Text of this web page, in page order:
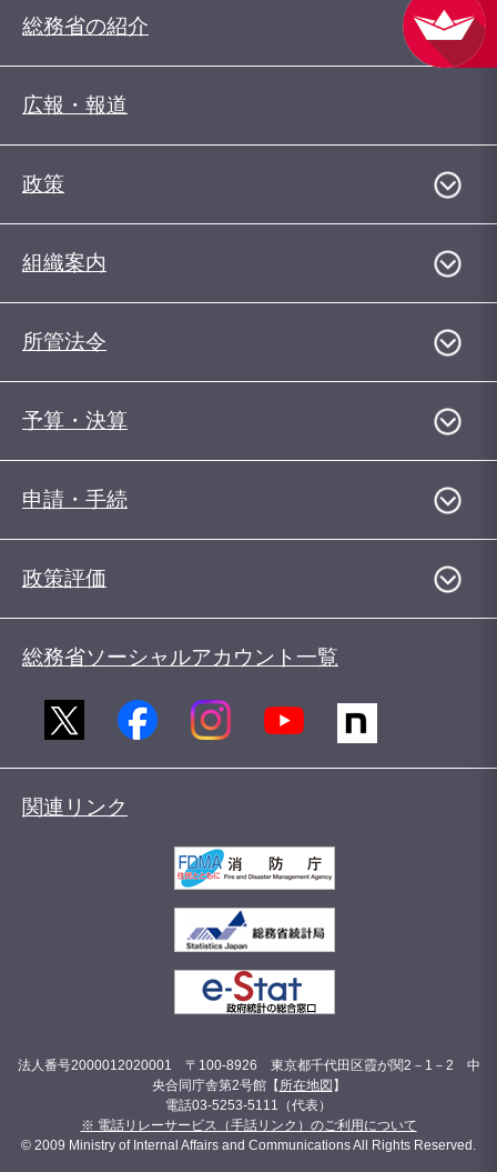
総務省の紹介
広報・報道
政策
組織案内
所管法令
予算・決算
申請・手続
政策評価
総務省ソーシャルアカウント一覧
関連リンク
法人番号2000012020001 〒100-8926 東京都千代田区霞が関2－1－2 中
央合同庁舎第2号館【 所在地図 】
電話03-5253-5111（代表）
※ 電話リレーサービス（手話リンク）のご利用について
© 2009 Ministry of Internal Affairs and Communications All Rights Reserved.